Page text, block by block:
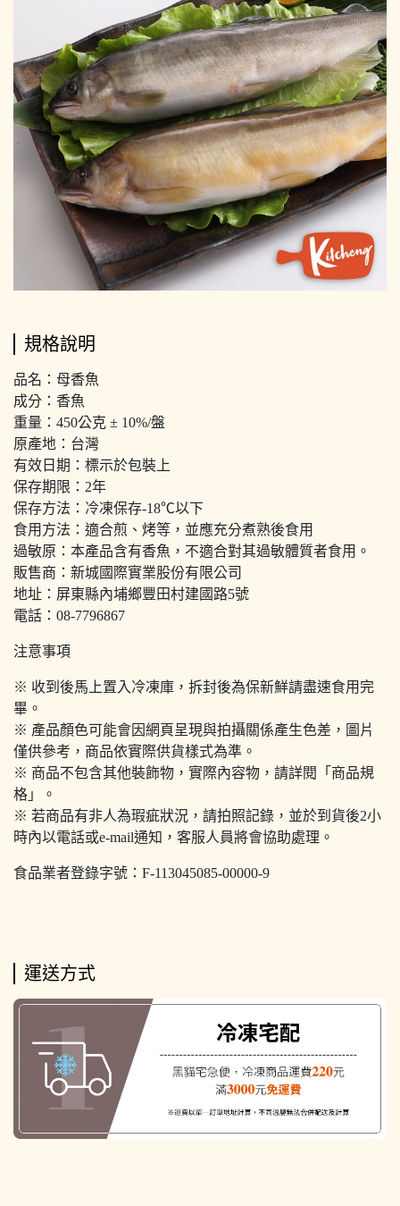
規格說明
品名：母香魚
成分：香魚
重量：450公克 ± 10%/盤
原產地：台灣
有效日期：標示於包裝上
保存期限：2年
保存方法：冷凍保存-18℃以下
食用方法：適合煎、烤等，並應充分煮熟後食用
過敏原：本產品含有香魚，不適合對其過敏體質者食用。
販售商：新城國際實業股份有限公司
地址：屏東縣內埔鄉豐田村建國路5號
電話：08-7796867
注意事項
※ 收到後馬上置入冷凍庫，拆封後為保新鮮請盡速食用完
畢。
※ 產品顏色可能會因網頁呈現與拍攝關係產生色差，圖片
僅供參考，商品依實際供貨樣式為準。
※ 商品不包含其他裝飾物，實際內容物，請詳閱「商品規
格」。
※ 若商品有非人為瑕疵狀況，請拍照記錄，並於到貨後2小
時內以電話或e-mail通知，客服人員將會協助處理。
食品業者登錄字號：F-113045085-00000-9
運送方式